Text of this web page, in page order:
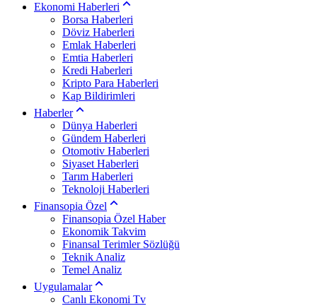
Ekonomi Haberleri
Borsa Haberleri
Döviz Haberleri
Emlak Haberleri
Emtia Haberleri
Kredi Haberleri
Kripto Para Haberleri
Kap Bildirimleri
Haberler
Dünya Haberleri
Gündem Haberleri
Otomotiv Haberleri
Siyaset Haberleri
Tarım Haberleri
Teknoloji Haberleri
Finansopia Özel
Finansopia Özel Haber
Ekonomik Takvim
Finansal Terimler Sözlüğü
Teknik Analiz
Temel Analiz
Uygulamalar
Canlı Ekonomi Tv